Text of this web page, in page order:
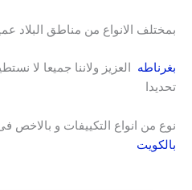
بمختلف الانواع من مناطق البلاد
بغرناطه العزيز ولاننا جميعا لا
تحديدا
نوع من انواع التكييفات و
بالكويت